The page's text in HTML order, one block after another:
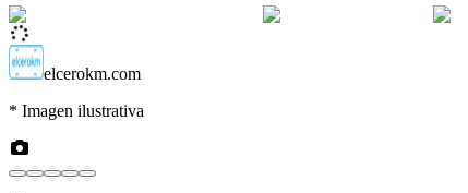
elcerokm.com
* Imagen ilustrativa